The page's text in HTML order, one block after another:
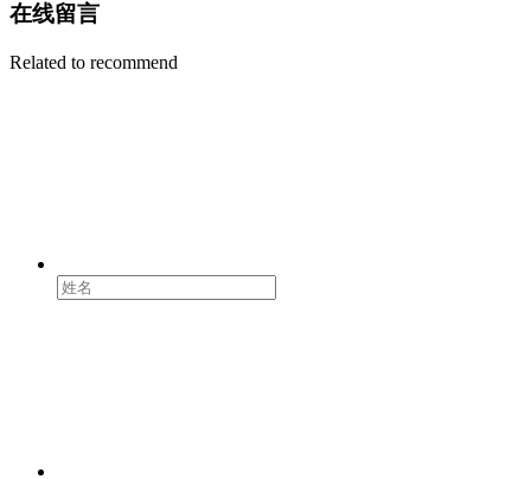
在线留言
Related to recommend